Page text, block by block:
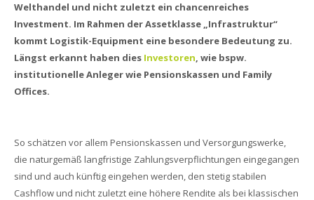
Welthandel und nicht zuletzt ein chancenreiches
Investment. Im Rahmen der Assetklasse „Infrastruktur“
kommt Logistik-Equipment eine besondere Bedeutung zu.
Längst erkannt haben dies Investoren, wie bspw.
institutionelle Anleger wie Pensionskassen und Family
Offices.
So schätzen vor allem Pensionskassen und Versorgungswerke,
die naturgemäß langfristige Zahlungsverpflichtungen eingegangen
sind und auch künftig eingehen werden, den stetig stabilen
Cashflow und nicht zuletzt eine höhere Rendite als bei klassischen